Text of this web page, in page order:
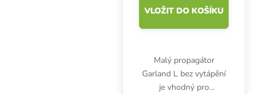
VLOŽIT DO KOŠÍKU
Malý propagátor
Garland L bez vytápění
je vhodný pro